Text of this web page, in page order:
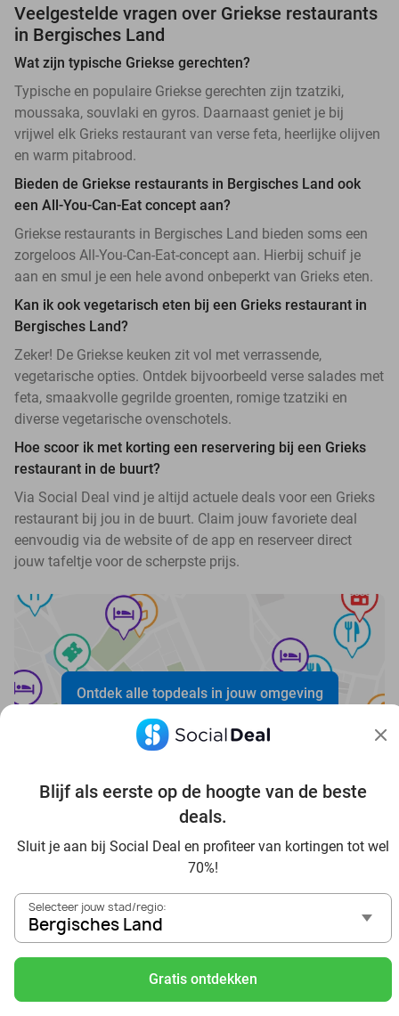
Blijf als eerste op de hoogte van de beste
deals.
Sluit je aan bij Social Deal en profiteer van kortingen tot wel
70%!
Selecteer jouw stad/regio:
Bergisches Land
Gratis ontdekken
Veelgestelde vragen over Griekse restaurants
in Bergisches Land
Wat zijn typische Griekse gerechten?
Typische en populaire Griekse gerechten zijn tzatziki,
moussaka, souvlaki en gyros. Daarnaast geniet je bij
vrijwel elk Grieks restaurant van verse feta, heerlijke olijven
en warm pitabrood.
Bieden de Griekse restaurants in Bergisches Land ook
een All-You-Can-Eat concept aan?
Griekse restaurants in Bergisches Land bieden soms een
zorgeloos All-You-Can-Eat-concept aan. Hierbij schuif je
aan en smul je een hele avond onbeperkt van Grieks eten.
Kan ik ook vegetarisch eten bij een Grieks restaurant in
Bergisches Land?
Zeker! De Griekse keuken zit vol met verrassende,
vegetarische opties. Ontdek bijvoorbeeld verse salades met
feta, smaakvolle gegrilde groenten, romige tzatziki en
diverse vegetarische ovenschotels.
Hoe scoor ik met korting een reservering bij een Grieks
restaurant in de buurt?
Via Social Deal vind je altijd actuele deals voor een Grieks
restaurant bij jou in de buurt. Claim jouw favoriete deal
eenvoudig via de website of de app en reserveer direct
jouw tafeltje voor de scherpste prijs.
Ontdek alle topdeals in jouw omgeving
Voordelig genieten in Bergisches Land: haal deal-
In die Sauna in Bergisches Land und Umgebung
Tagesausflug zum Movie Park Germany mit Rabatt, von
Bergisches Land aus
Frühstück & Mittagessen in Bergisches Land
Reise von Bergisches Land aus und erlebe einen
fantastischen Tag im Freizeitpark Europa-Park